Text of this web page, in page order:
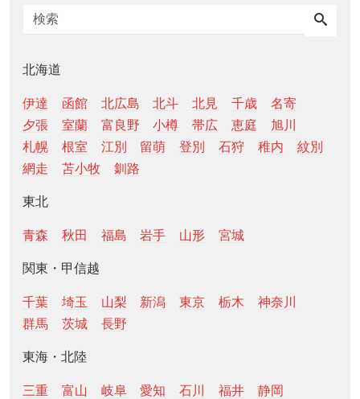
北海道
伊達 函館 北広島 北斗 北見 千歳
名寄
夕張
室蘭 富良野 小樽 帯広 恵庭
旭川
札幌
根室 江別 留萌 登別 石狩 稚内
紋別
網走
苫小牧 釧路
東北
青森 秋田 福島 岩手 山形 宮城
関東・甲信越
千葉 埼玉 山梨 新潟 東京 栃木
神奈川
群馬
茨城 長野
東海・北陸
三重 富山 岐阜 愛知 石川 福井 静岡